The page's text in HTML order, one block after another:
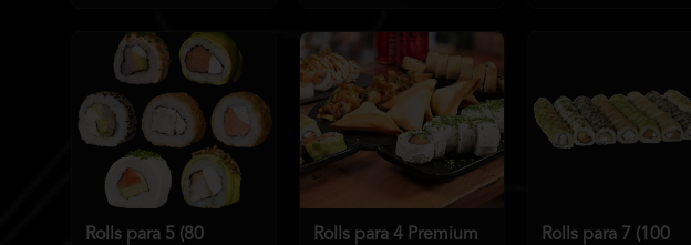
Rolls para 5 (80
Rolls para 4 Premium
Rolls para 7 (100